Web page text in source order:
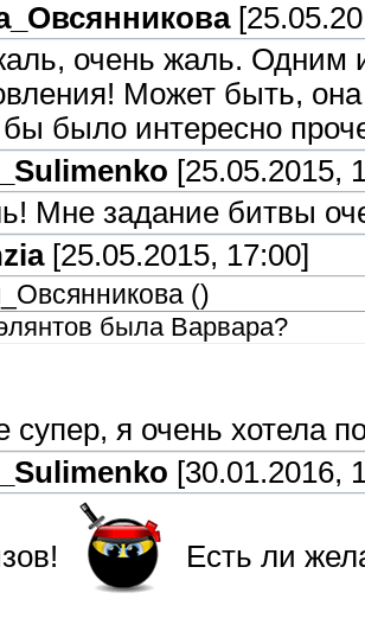
очень жаль. Одним
Может быть,
было интересно
[25.05.2015,
Мне задание битвы
[25.05.2015, 17:00]
()
была Варвара?
супер, я очень хотела
[30.01.2016,
Есть ли